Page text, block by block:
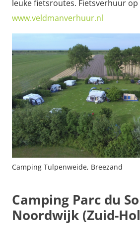
leuke fietsroutes. Fietsverhuur op
www.veldmanverhuur.nl
Camping Tulpenweide, Breezand
Camping Parc du
Noordwijk (Zuid-